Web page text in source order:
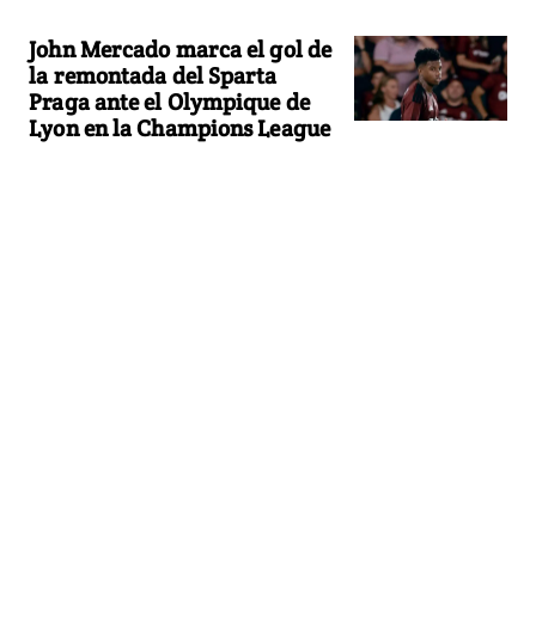
John Mercado marca el gol de
la remontada del Sparta
Praga ante el Olympique de
Lyon en la Champions League